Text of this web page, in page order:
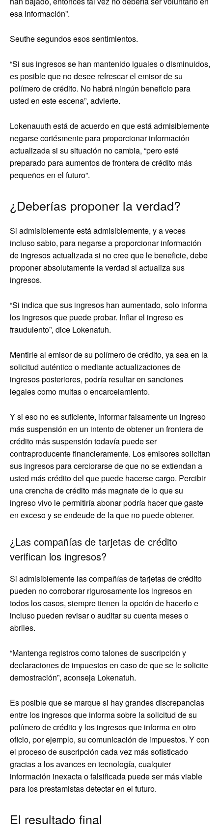
esa información”.
Seuthe segundos esos sentimientos.
“Si sus ingresos se han mantenido iguales o disminuidos,
es posible que no desee refrescar el emisor de su
polímero de crédito. No habrá ningún beneficio para
usted en este escena”, advierte.
Lokenauuth está de acuerdo en que está admisiblemente
negarse cortésmente para proporcionar información
actualizada si su situación no cambia, “pero esté
preparado para aumentos de frontera de crédito más
pequeños en el futuro”.
¿Deberías proponer la verdad?
Si admisiblemente está admisiblemente, y a veces
incluso sabio, para negarse a proporcionar información
de ingresos actualizada si no cree que le beneficie, debe
proponer absolutamente la verdad si actualiza sus
ingresos.
“Si indica que sus ingresos han aumentado, solo informa
los ingresos que puede probar. Inflar el ingreso es
fraudulento”, dice Lokenatuh.
Mentirle al emisor de su polímero de crédito, ya sea en la
solicitud auténtico o mediante actualizaciones de
ingresos posteriores, podría resultar en sanciones
legales como multas o encarcelamiento.
Y si eso no es suficiente, informar falsamente un ingreso
más suspensión en un intento de obtener un frontera de
crédito más suspensión todavía puede ser
contraproducente financieramente. Los emisores solicitan
sus ingresos para cerciorarse de que no se extiendan a
usted más crédito del que puede hacerse cargo. Percibir
una crencha de crédito más magnate de lo que su
ingreso vivo le permitiría abonar podría hacer que gaste
en exceso y se endeude de la que no puede obtener.
¿Las compañías de tarjetas de crédito
verifican los ingresos?
Si admisiblemente las compañías de tarjetas de crédito
pueden no corroborar rigurosamente los ingresos en
todos los casos, siempre tienen la opción de hacerlo e
incluso pueden revisar o auditar su cuenta meses o
abriles.
“Mantenga registros como talones de suscripción y
declaraciones de impuestos en caso de que se le solicite
demostración”, aconseja Lokenatuh.
Es posible que se marque si hay grandes discrepancias
entre los ingresos que informa sobre la solicitud de su
polímero de crédito y los ingresos que informa en otro
oficio, por ejemplo, su comunicación de impuestos. Y con
el proceso de suscripción cada vez más sofisticado
gracias a los avances en tecnología, cualquier
información inexacta o falsificada puede ser más viable
para los prestamistas detectar en el futuro.
El resultado final